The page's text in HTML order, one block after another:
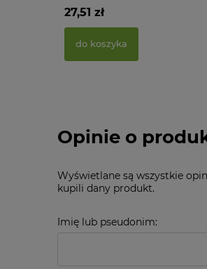
27,51 zł
do koszyka
Opinie o
Wyświetlane są wszystkie
kupili dany produkt.
Imię lub pseudonim: